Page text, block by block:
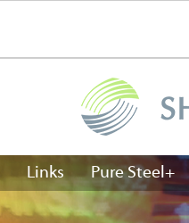
Links Pure Steel+